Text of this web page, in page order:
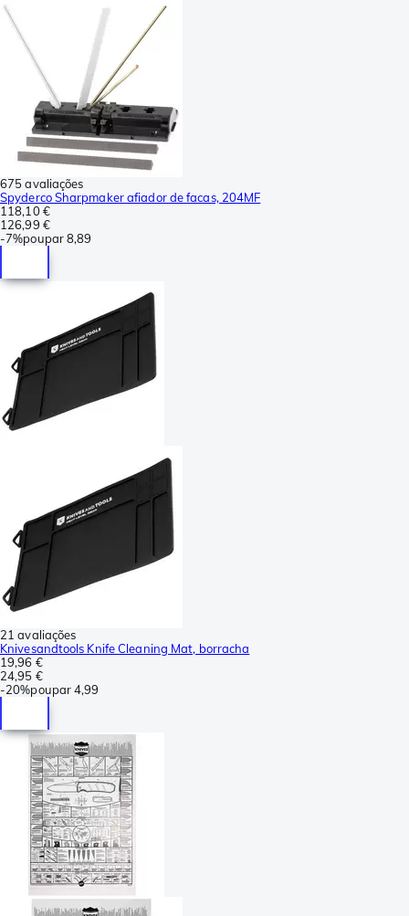
675 avaliações
Spyderco Sharpmaker afiador de facas, 204MF
118,10 €
126,99 €
-7%poupar8,89
21 avaliações
Knivesandtools Knife Cleaning Mat, borracha
19,96 €
24,95 €
-20%poupar4,99